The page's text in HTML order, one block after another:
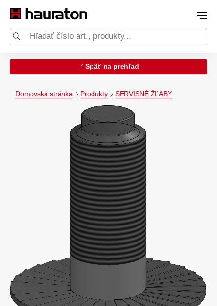
Späť na prehľad
Domovská stránka Produkty SERVISNÉ ŽĽABY